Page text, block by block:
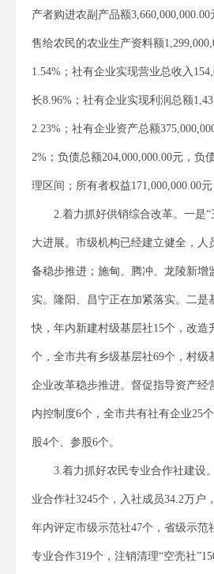
产者购进农副产品额3,660,000,000.00
售给农民的农业生产资料额
1.54%；社有企业实现营业总收入
长8.96%；社有企业实现利润总额
2.23%；社有企业资产总额
2%；负债总额204,000,000.00元，负
理区间；所有者权益171,000,000.00元
2.着力抓好供销综合改革。一是
大进展。市级机构已经建立健全，人
备稳步推进；施甸、腾冲、龙陵新增
实。隆阳、昌宁正在加紧落实。二是
快，年内新建村级基层社15个，改造
个，全市共有乡级基层社69个，村级
企业改革稳步推进。督促指导资产经
内控制度6个，全市共有社有企业25
股4个、参股6个。
3.着力抓好农民专业合作社建设
业合作社3245个，入社成员34.2万户
年内评定市级示范社47个，省级示范
专业合作319个，注销清理“空壳社